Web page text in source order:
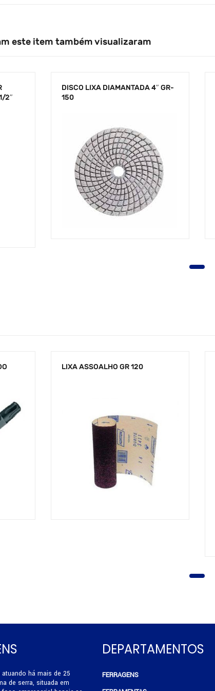
este item também visualizaram
2″
DISCO LIXA DIAMANTADA 4″ GR-
150
LIXA ASSOALHO GR 120
há mais de 25
de serra, situada em
DEPARTAMENTOS
FERRAGENS